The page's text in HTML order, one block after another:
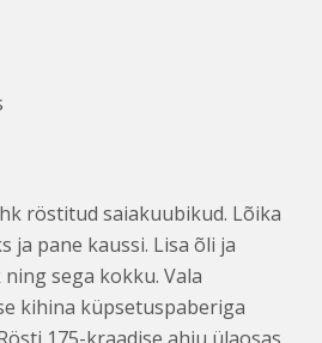
röstitud saiakuubikud. Lõika
ja pane kaussi. Lisa õli ja
sega kokku. Vala
kihina küpsetuspaberiga